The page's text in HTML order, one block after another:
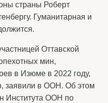
страны Роберт
Гуманитарная и
Оттавской
мин,
в Изюме в 2022 году,
заявили в ООН. Об этом
Института ООН по